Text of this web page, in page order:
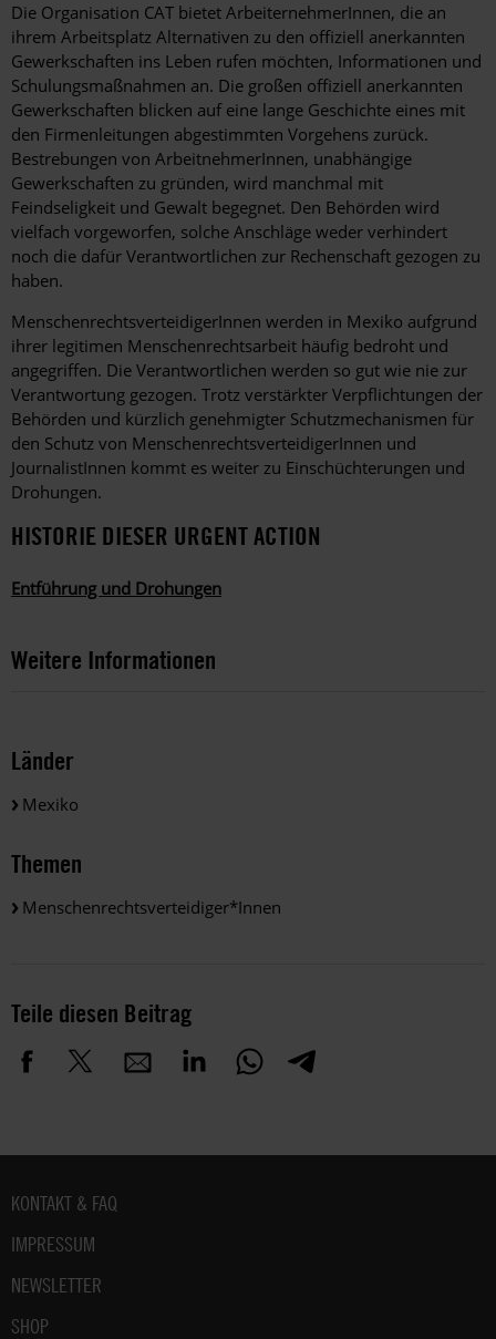
Hintergrund
Die Organisation CAT bietet ArbeiternehmerInnen, die an
ihrem Arbeitsplatz Alternativen zu den offiziell anerkannten
Gewerkschaften ins Leben rufen möchten, Informationen und
Schulungsmaßnahmen an. Die großen offiziell anerkannten
Gewerkschaften blicken auf eine lange Geschichte eines mit
den Firmenleitungen abgestimmten Vorgehens zurück.
Bestrebungen von ArbeitnehmerInnen, unabhängige
Gewerkschaften zu gründen, wird manchmal mit
Feindseligkeit und Gewalt begegnet. Den Behörden wird
vielfach vorgeworfen, solche Anschläge weder verhindert
noch die dafür Verantwortlichen zur Rechenschaft gezogen zu
haben.
MenschenrechtsverteidigerInnen werden in Mexiko aufgrund
ihrer legitimen Menschenrechtsarbeit häufig bedroht und
angegriffen. Die Verantwortlichen werden so gut wie nie zur
Verantwortung gezogen. Trotz verstärkter Verpflichtungen der
Behörden und kürzlich genehmigter Schutzmechanismen für
den Schutz von MenschenrechtsverteidigerInnen und
JournalistInnen kommt es weiter zu Einschüchterungen und
Drohungen.
HISTORIE DIESER URGENT ACTION
Entführung und Drohungen
Weitere Informationen
Länder
Mexiko
Themen
Menschenrechtsverteidiger*innen
Teile diesen Beitrag
Fußbereich
KONTAKT & FAQ
IMPRESSUM
NEWSLETTER
SHOP